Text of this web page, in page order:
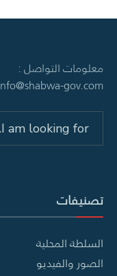
معلومات التواصل :
gov.com
تصنيفات
السلطة المحلية
الصور والفيديو